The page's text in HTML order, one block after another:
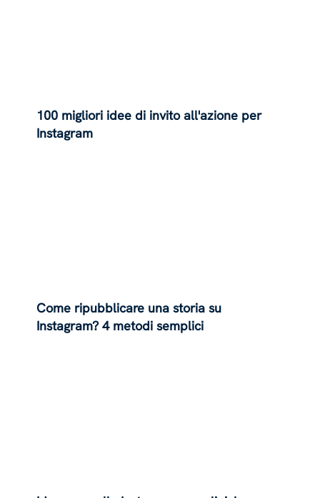
100 migliori idee di invito all'azione per
Instagram
Come ripubblicare una storia su
Instagram? 4 metodi semplici